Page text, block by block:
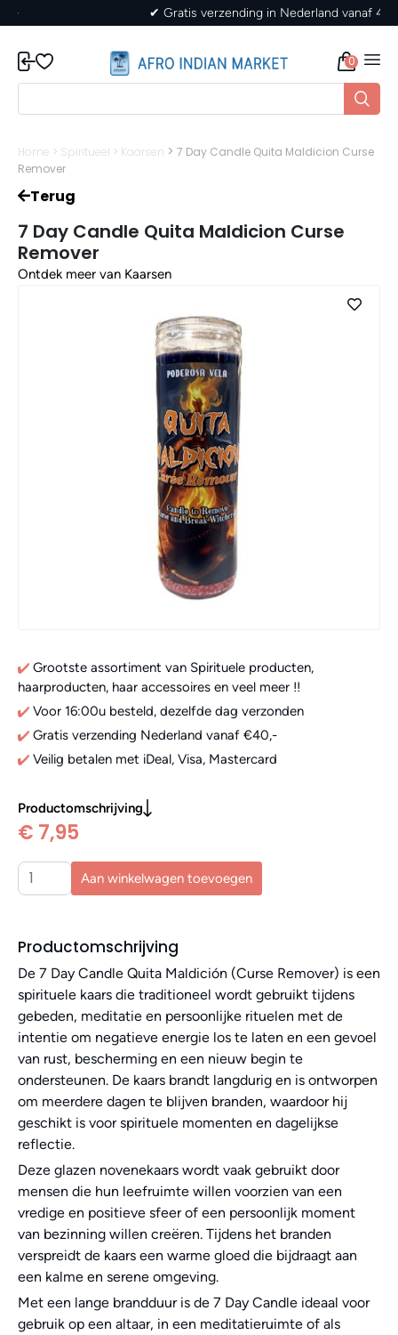
✔ Gratis verzending in Nederland vanaf 40,-
0
Home > Spiritueel > Kaarsen > 7 Day Candle Quita Maldicion Curse
Remover
Terug
7 Day Candle Quita Maldicion Curse
Remover
Ontdek meer van Kaarsen
Grootste assortiment van Spirituele producten,
haarproducten, haar accessoires en veel meer !!
Voor 16:00u besteld, dezelfde dag verzonden
Gratis verzending Nederland vanaf €40,-
Veilig betalen met iDeal, Visa, Mastercard
Productomschrijving
€ 7,95
Aan winkelwagen toevoegen
Productomschrijving
De 7 Day Candle Quita Maldición (Curse Remover) is een
spirituele kaars die traditioneel wordt gebruikt tijdens
gebeden, meditatie en persoonlijke rituelen met de
intentie om negatieve energie los te laten en een gevoel
van rust, bescherming en een nieuw begin te
ondersteunen. De kaars brandt langdurig en is ontworpen
om meerdere dagen te blijven branden, waardoor hij
geschikt is voor spirituele momenten en dagelijkse
reflectie.
Deze glazen novenekaars wordt vaak gebruikt door
mensen die hun leefruimte willen voorzien van een
vredige en positieve sfeer of een persoonlijk moment
van bezinning willen creëren. Tijdens het branden
verspreidt de kaars een warme gloed die bijdraagt aan
een kalme en serene omgeving.
Met een lange brandduur is de 7 Day Candle ideaal voor
gebruik op een altaar, in een meditatieruimte of als